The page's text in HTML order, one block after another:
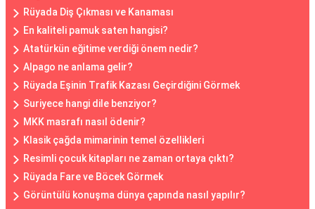
Rüyada Diş Çıkması ve Kanaması
En kaliteli pamuk saten hangisi?
Atatürkün eğitime verdiği önem nedir?
Alpago ne anlama gelir?
Rüyada Eşinin Trafik Kazası Geçirdiğini Görmek
Suriyece hangi dile benziyor?
MKK masrafı nasıl ödenir?
Klasik çağda mimarinin temel özellikleri
Resimli çocuk kitapları ne zaman ortaya çıktı?
Rüyada Fare ve Böcek Görmek
Görüntülü konuşma dünya çapında nasıl yapılır?